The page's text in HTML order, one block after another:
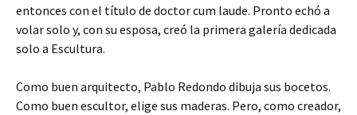
entonces con el título de doctor cum laude. Pronto echó a
volar solo y, con su esposa, creó la primera galería dedicada
solo a Escultura.
Como buen arquitecto, Pablo Redondo dibuja sus bocetos.
Como buen escultor, elige sus maderas. Pero, como creador,